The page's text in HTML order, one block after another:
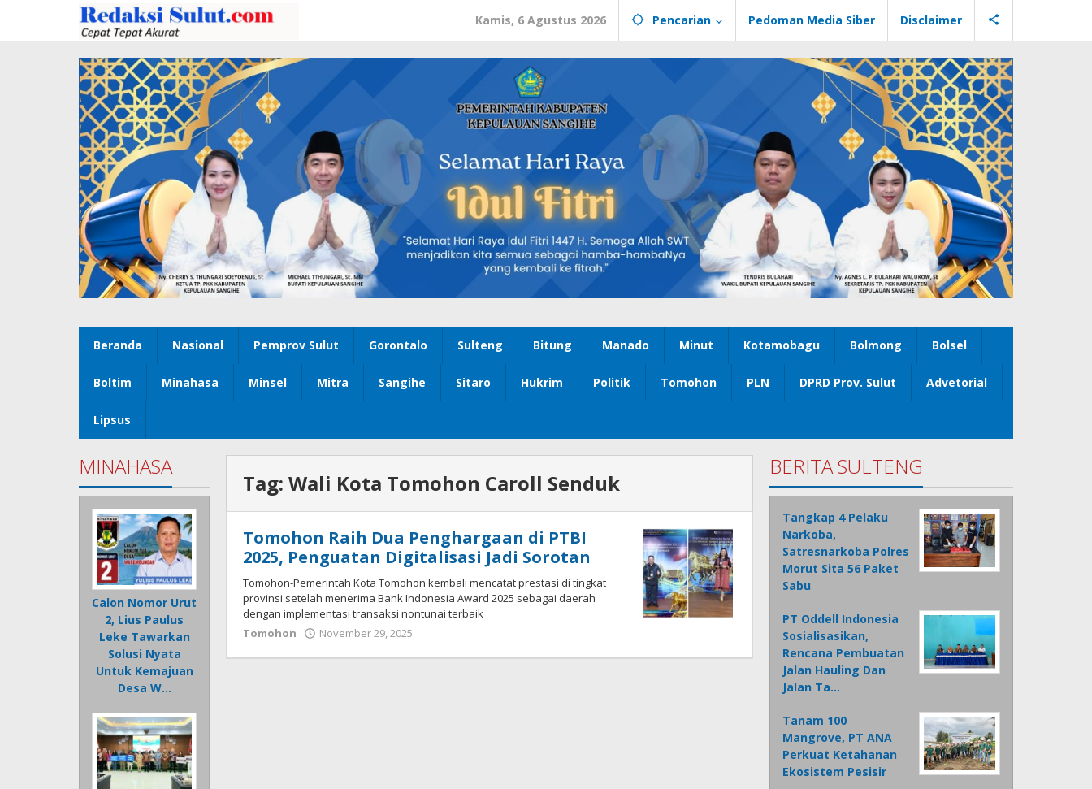
konten
Kamis, 6 Agustus 2026 Pencarian Pedoman Media Siber Disclaimer
Beranda Nasional Pemprov Sulut Gorontalo Sulteng Bitung Manado Minut Kotamobagu Bolmong Bolsel
Boltim Minahasa Minsel Mitra Sangihe Sitaro Hukrim Politik Tomohon PLN DPRD Prov. Sulut Advetorial
Lipsus
MINAHASA
Calon Nomor Urut
2, Lius Paulus
Leke Tawarkan
Solusi Nyata
Untuk Kemajuan
Desa W…
Tag:Wali Kota Tomohon Caroll Senduk
Tomohon Raih Dua Penghargaan di PTBI
2025, Penguatan Digitalisasi Jadi Sorotan
Tomohon-Pemerintah Kota Tomohon kembali mencatat prestasi di tingkat
provinsi setelah menerima Bank Indonesia Award 2025 sebagai daerah
dengan implementasi transaksi nontunai terbaik
Tomohon
November 29, 2025
BERITA SULTENG
Tangkap 4 Pelaku
Narkoba,
Satresnarkoba Polres
Morut Sita 56 Paket
Sabu
PT Oddell Indonesia
Sosialisasikan,
Rencana Pembuatan
Jalan Hauling Dan
Jalan Ta…
Tanam 100
Mangrove, PT ANA
Perkuat Ketahanan
Ekosistem Pesisir